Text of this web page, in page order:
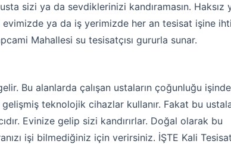
sizi ya da sevdiklerinizi kandıramasın. Haksız
evimizde ya da iş yerimizde her an tesisat işine
Mahallesi su tesisatçısı gururla sunar.
Bu alanlarda çalışan ustaların çoğunluğu işinde
teknolojik cihazlar kullanır. Fakat bu
Evinize gelip sizi kandırırlar. Doğal olarak bu
işi bilmediğiniz için verirsiniz. İŞTE Kali